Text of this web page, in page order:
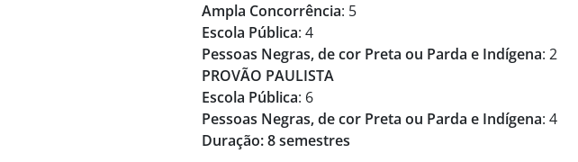
Ampla Concorrência: 5
Escola Pública: 4
Pessoas Negras, de cor Preta ou Parda e Indígena: 2
PROVÃO PAULISTA
Escola Pública: 6
Pessoas Negras, de cor Preta ou Parda e Indígena: 4
Duração: 8 semestres